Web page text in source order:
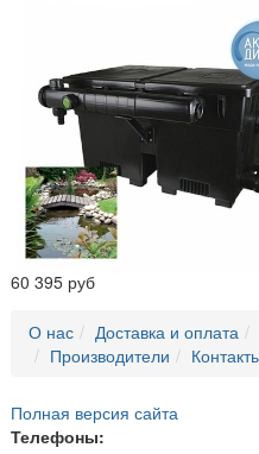
60 395 руб
О нас Доставка и оплата
Производители
Полная версия сайта
Телефоны: